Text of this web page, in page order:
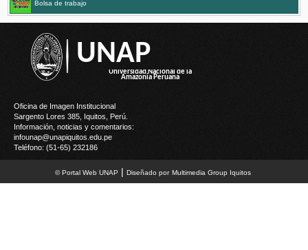
Bolsa de trabajo
UNAP
Oficina de Imagen Institucional
Sargento Lores 385, Iquitos, Perú.
Información, noticias y comentarios:
infounap@unapiquitos.edu.pe
Teléfono: (51-65) 232186
© Portal Web UNAP | Diseñado por Multimedia Group Iquitos